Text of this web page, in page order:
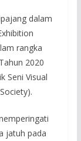
dalam
rangka
2020
Seni Visual
jatuh pada